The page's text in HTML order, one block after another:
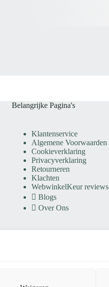
Belangrijke Pagina's
Klantenservice
Algemene Voorwaarden
Cookieverklaring
Privacyverklaring
Retourneren
Klachten
WebwinkelKeur reviews
Blogs
Over Ons